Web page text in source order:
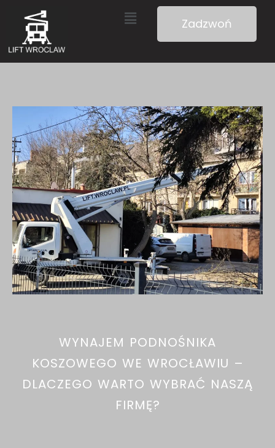
Zadzwoń
WYNAJEM PODNOŚNIKA
KOSZOWEGO WE WROCŁAWIU –
DLACZEGO WARTO WYBRAĆ NASZĄ
FIRMĘ?